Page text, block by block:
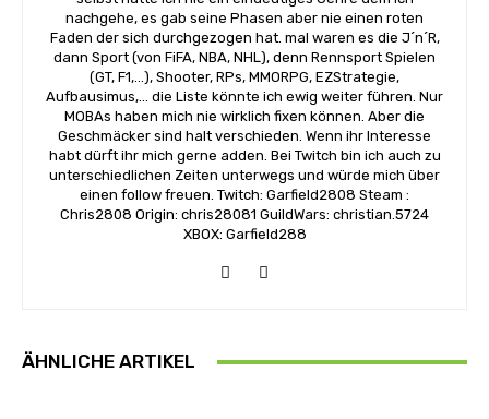
nachgehe, es gab seine Phasen aber nie einen roten
Faden der sich durchgezogen hat. mal waren es die J´n´R,
dann Sport (von FiFA, NBA, NHL), denn Rennsport Spielen
(GT, F1,...), Shooter, RPs, MMORPG, EZStrategie,
Aufbausimus,... die Liste könnte ich ewig weiter führen. Nur
MOBAs haben mich nie wirklich fixen können. Aber die
Geschmäcker sind halt verschieden. Wenn ihr Interesse
habt dürft ihr mich gerne adden. Bei Twitch bin ich auch zu
unterschiedlichen Zeiten unterwegs und würde mich über
einen follow freuen. Twitch: Garfield2808 Steam :
Chris2808 Origin: chris28081 GuildWars: christian.5724
XBOX: Garfield288
ÄHNLICHE ARTIKEL